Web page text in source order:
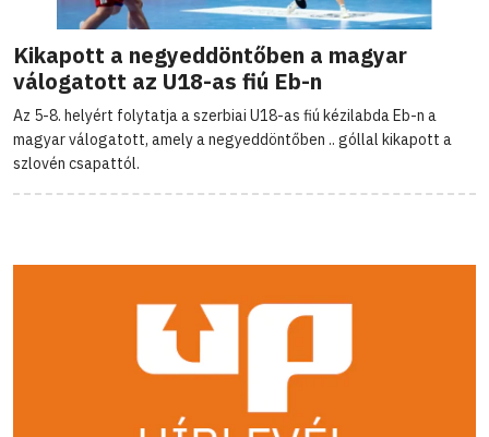
Kikapott a negyeddöntőben a magyar
válogatott az U18-as fiú Eb-n
Az 5-8. helyért folytatja a szerbiai U18-as fiú kézilabda Eb-n a
magyar válogatott, amely a negyeddöntőben .. góllal kikapott a
szlovén csapattól.